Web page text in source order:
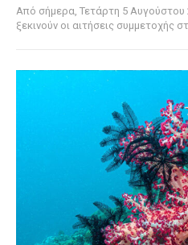
Από σήμερα, Τετάρτη 5 Αυγούστου
ξεκινούν οι αιτήσεις συμμετοχής